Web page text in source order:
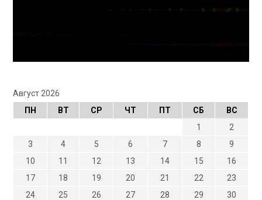
Август 2026
ПН
ВТ СР ЧТ ПТ СБ
ВС
1
2
3
4 5 6 7 8
9
10
11 12 13 14 15
16
17
18 19 20 21 22
23
24
25 26 27 28 29
30